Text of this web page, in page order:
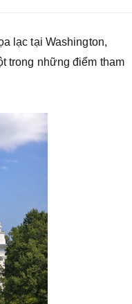
lạc tại Washington,
trong những điểm tham